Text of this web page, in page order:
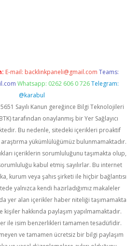
E-mail: backlinkpaneli@gmail.com Teams:
Whatsapp: 0262 606 0 726 Telegram:
@karabul
Sayılı Kanun gereğince Bilgi Teknolojileri
tarafından onaylanmış bir Yer Sağlayıcı
Bu nedenle, sitedeki içerikleri proaktif
yükümlülüğümüz bulunmamaktadır.
içeriklerin sorumluluğunu taşımakta olup,
kabul etmiş sayılırlar. Bu internet
kurum veya şahıs şirketi ile hiçbir bağlantısı
yalnızca kendi hazırladığımız makaleler
yer alan içerikler haber niteliği taşımamakta
hakkında paylaşım yapılmamaktadır.
ile isim benzerlikleri tamamen tesadüfidir.
ve tamamen ücretsiz bir bilgi paylaşım